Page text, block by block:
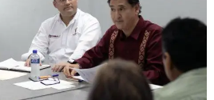
a
m